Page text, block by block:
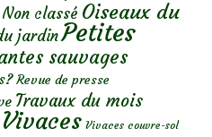
Non classé Oiseaux du
jardinPetites
sauvages
Revue de presse
Travaux du mois
Vivaces Vivaces couvre-sol